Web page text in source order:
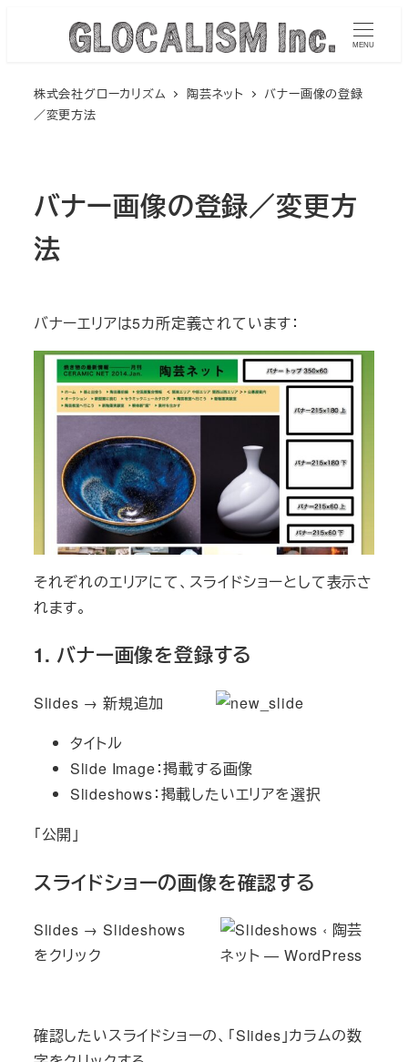
MENU
株式会社グローカリズム 陶芸ネット
バナー画像の登録
／変更方法
バナー画像の登録／変更方
法
バナーエリアは5カ所定義されています：
それぞれのエリアにて、スライドショーとして表示さ
れます。
1. バナー画像を登録する
Slides → 新規追加
タイトル
Slide Image：掲載する画像
Slideshows：掲載したいエリアを選択
「公開」
スライドショーの画像を確認する
Slides → Slideshows
をクリック
確認したいスライドショーの、「Slides」カラムの数